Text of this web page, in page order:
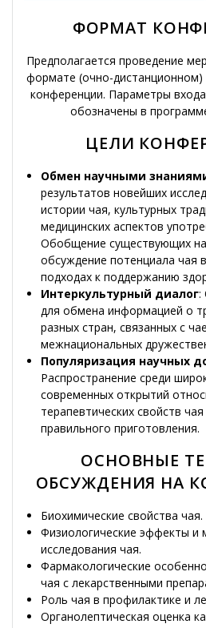
ФОРМАТ
Предполагается проведение
формате (очно-дистанционном)
конференции. Параметры
обозначены в
ЦЕЛИ
Обмен научными
результатов новейших
истории чая, культурных
медицинских аспектов
Обобщение существующих
обсуждение потенциала чая
подходах к поддержанию
Интеркультурный диалог:
для обмена информацией о
разных стран, связанных с
межнациональных
Популяризация научных
Распространение среди
современных открытий
терапевтических свойств
правильного приготовления.
ОСНОВНЫЕ
ОБСУЖДЕНИЯ НА
Биохимические свойства чая.
Физиологические эффекты и
исследования чая.
Фармакологические
чая с лекарственными
Роль чая в профилактике и
Органолептическая оценка